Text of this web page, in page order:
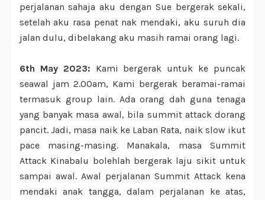
perjalanan sahaja aku dengan Sue bergerak sekali,
setelah aku rasa penat nak mendaki, aku suruh dia
jalan dulu, dibelakang aku masih ramai orang lagi.
6th May 2023: Kami bergerak untuk ke puncak
seawal jam 2.00am, Kami bergerak beramai-ramai
termasuk group lain. Ada orang dah guna tenaga
yang banyak masa awal, bila summit attack dorang
pancit. Jadi, masa naik ke Laban Rata, naik slow ikut
pace masing-masing. Manakala, masa Summit
Attack Kinabalu bolehlah bergerak laju sikit untuk
sampai awal. Awal perjalanan Summit Attack kena
mendaki anak tangga, dalam perjalanan ke atas,